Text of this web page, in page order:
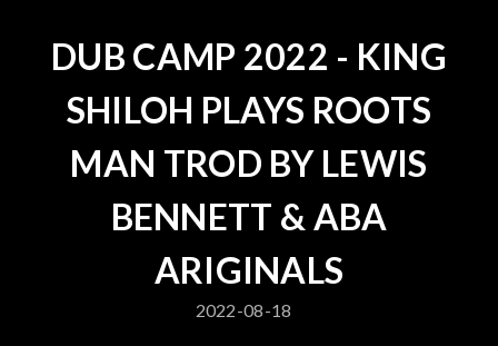
DUB CAMP 2022 - KING
SHILOH PLAYS ROOTS
MAN TROD BY LEWIS
BENNETT & ABA
ARIGINALS
2022-08-18